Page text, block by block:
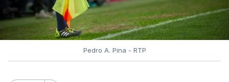
Pedro A. Pina - RTP